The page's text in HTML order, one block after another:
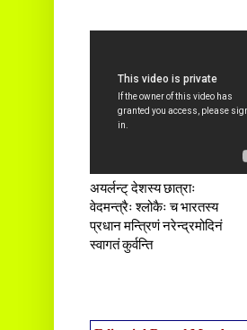
अयर्लन्ट् देशस्य छात्राः
वेदमन्त्रैः श्लोकैः च भारतस्य
प्रधान मन्त्रिणं नरेन्द्रमोदिनं
स्वागतं कुर्वन्ति